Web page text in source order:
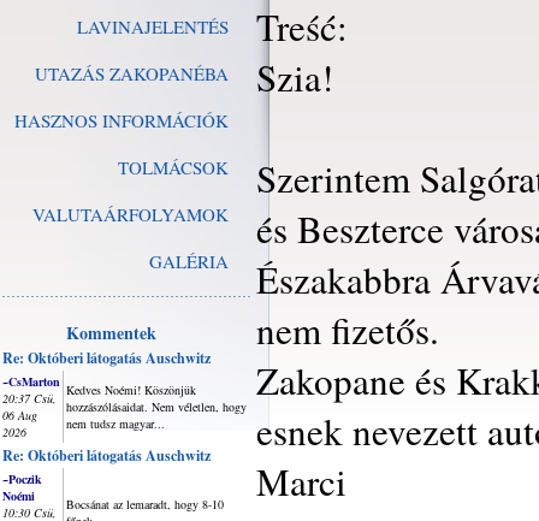
LAVINAJELENTÉS
UTAZÁS ZAKOPANÉBA
HASZNOS INFORMÁCIÓK
TOLMÁCSOK
VALUTAÁRFOLYAMOK
GALÉRIA
Kommentek
Re: Októberi látogatás Auschwitz
~CsMarton
20:37 Csü,
06 Aug
2026
Kedves Noémi! Köszönjük
hozzászólásaidat. Nem véletlen, hogy
nem tudsz magyar...
Re: Októberi látogatás Auschwitz
~Poczik
Noémi
10:30 Csü,
Bocsánat az lemaradt, hogy 8-10
Treść:
Szia!
Szerintem
és Beszterce
Északabbra
nem fizetős.
Zakopane és
esnek nevezett
Marci